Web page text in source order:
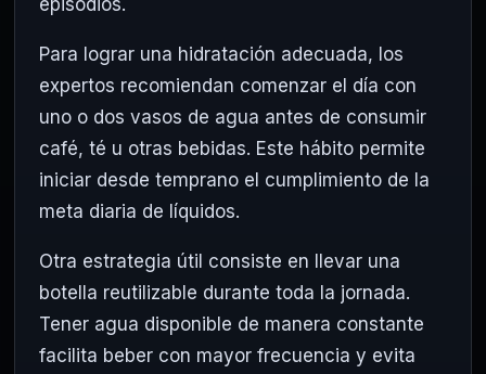
Para lograr una hidratación adecuada, los
expertos recomiendan comenzar el día con
uno o dos vasos de agua antes de consumir
café, té u otras bebidas. Este hábito permite
iniciar desde temprano el cumplimiento de la
meta diaria de líquidos.
Otra estrategia útil consiste en llevar una
botella reutilizable durante toda la jornada.
Tener agua disponible de manera constante
facilita beber con mayor frecuencia y evita